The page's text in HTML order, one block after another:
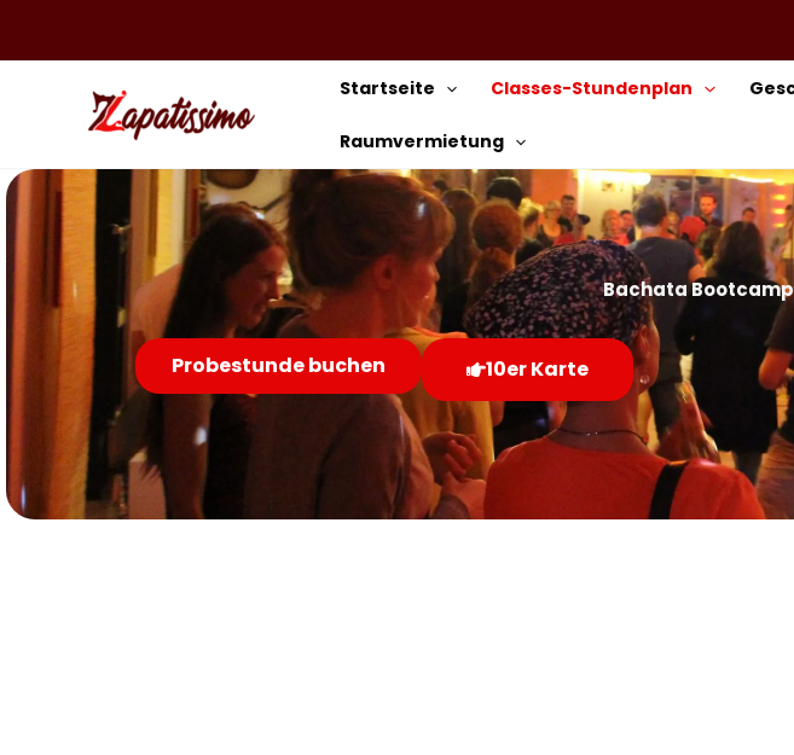
Startseite Classes-Stundenplan
Raumvermietung
Bachata
Probestunde buchen 10er Karte